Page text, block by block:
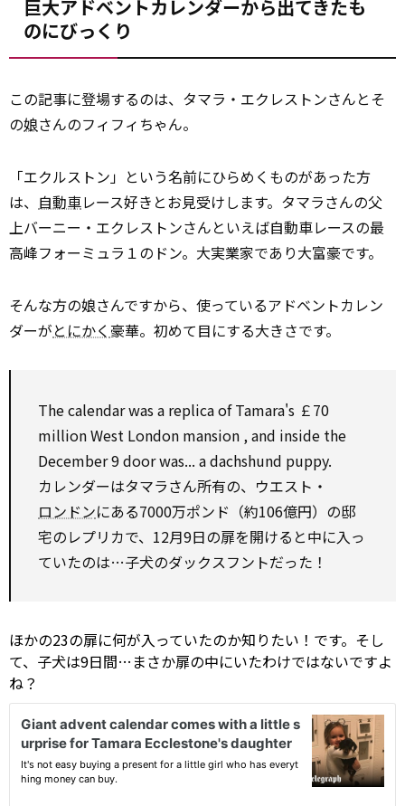
巨大アドベントカレンダーから出てきたも
のにびっくり
この記事に登場するのは、タマラ・エクレストンさんとそ
の娘さんのフィフィちゃん。
「エクルストン」という名前にひらめくものがあった方
は、 自動車レース好きとお見受けします。タマラさんの父
上バーニー・エクレストンさんといえば自動車レースの最
高峰フォーミュラ１のドン。大実業家であり大富豪です。
そんな方の娘さんですから、使っているアドベントカレン
ダーがとにかく 豪華。初めて目にする大きさです。
The calendar was a replica of Tamara's ￡70
million West London mansion , and inside the
December 9 door was... a dachshund puppy.
カレンダーはタマラさん所有の、ウエスト・
ロンドンにある7000万ポンド（約106億円）の邸
宅のレプリカで、12月9日の扉を開けると中に入っ
ていたのは…子犬のダックスフントだった！
ほかの23の扉に何が入っていたのか知りたい！です。そし
て、子犬は9日間…まさか扉の中にいたわけではないですよ
ね？